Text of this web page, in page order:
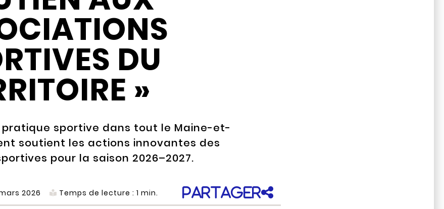
DU
»
pratique sportive dans tout le Maine-et-
soutient les actions innovantes des
pour la saison 2026–2027.
2026 Temps de lecture : 1 min. Partager